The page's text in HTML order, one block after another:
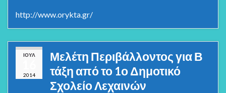
http://www.orykta.gr/
ΙΟΎΛ
2014
Μελέτη Περιβάλλοντος για Β
τάξη από το 1ο Δημοτικό
Σχολείο Λεχαινών